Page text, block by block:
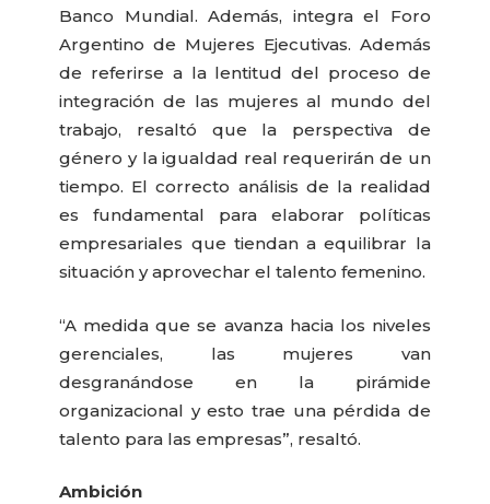
Banco Mundial. Además, integra el Foro
Argentino de Mujeres Ejecutivas. Además
de referirse a la lentitud del proceso de
integración de las mujeres al mundo del
trabajo, resaltó que la perspectiva de
género y la igualdad real requerirán de un
tiempo. El correcto análisis de la realidad
es fundamental para elaborar políticas
empresariales que tiendan a equilibrar la
situación y aprovechar el talento femenino.
“A medida que se avanza hacia los niveles
gerenciales, las mujeres van
desgranándose en la pirámide
organizacional y esto trae una pérdida de
talento para las empresas”, resaltó.
Ambición